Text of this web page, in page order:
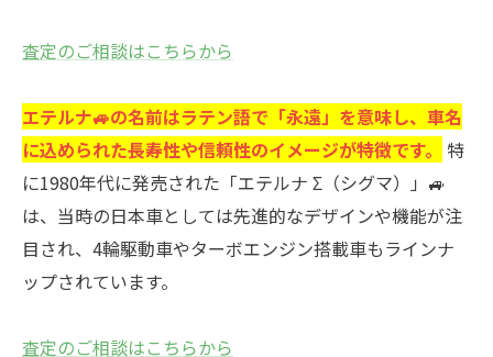
査定のご相談はこちらから
エテルナ🚙の名前はラテン語で「永遠」を意味し、車名
に込められた長寿性や信頼性のイメージが特徴です。
特
に1980年代に発売された「エテルナ Σ（シグマ）」🚙
は、当時の日本車としては先進的なデザインや機能が注
目され、4輪駆動車やターボエンジン搭載車もラインナ
ップされています。
査定のご相談はこちらから